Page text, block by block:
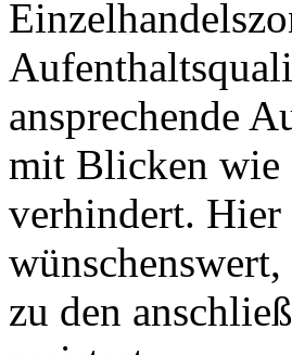
ansprechende
mit Blicken wie
verhindert. Hier
zu den